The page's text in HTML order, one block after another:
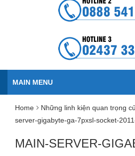
MAIN MENU
Home Những linh kiện quan trọng
server-gigabyte-ga-7pxsl-socket-
MAIN-SERVER-